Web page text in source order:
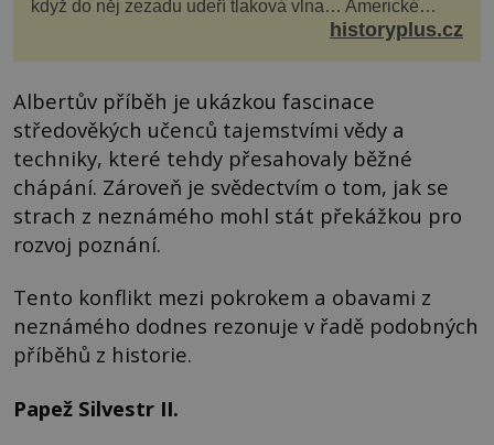
když do něj zezadu udeří tlaková vlna… Americké
rozhodnutí svrhnout ničivou jadernou bombu ...historyplus.cz
Albertův příběh je ukázkou fascinace
středověkých učenců tajemstvími vědy a
techniky, které tehdy přesahovaly běžné
chápání. Zároveň je svědectvím o tom, jak se
strach z neznámého mohl stát překážkou pro
rozvoj poznání.
Tento konflikt mezi pokrokem a obavami z
neznámého dodnes rezonuje v řadě podobných
příběhů z historie.
Papež Silvestr II.